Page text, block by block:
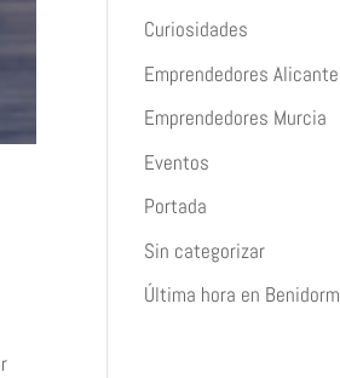
Curiosidades
Emprendedores Alicante
Emprendedores Murcia
Eventos
Portada
Sin categorizar
Última hora en Benidorm